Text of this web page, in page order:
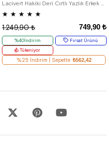
★ ★ ★ ★ ★
749,90 ₺
1.249,90 ₺
%40İndirim
Fırsat Ürünü
Tükeniyor
%25 İndirim | Sepette ₺562,42